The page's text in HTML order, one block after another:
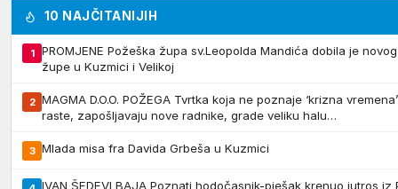
10 NAJČITANIJIH
1
PROMJENE Požeška župa sv.Leopolda Mandića dobila je
župe u Kuzmici i Velikoj
2 MAGMA D.O.O. POŽEGA Tvrtka koja ne poznaje ‘krizna
raste, zapošljavaju nove radnike, grade veliku halu…
3 Mlada misa fra Davida Grbeša u Kuzmici
IVAN ŠEDEVI BAJA Poznati hodočasnik-pješak krenuo jutros iz